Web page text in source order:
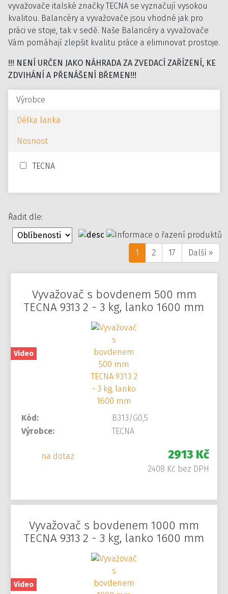
vyvažovače italské značky TECNA se vyznačují vysokou
kvalitou. Balancéry a vyvažovače jsou vhodné jak pro
práci ve stoje, tak v sedě. Naše Balancéry a vyvažovače
Vám pomáhají zlepšit kvalitu práce a eliminovat prostoje.
!!! NENÍ URČEN JAKO NÁHRADA ZA ZVEDACÍ ZAŘÍZENÍ, KE
ZDVIHÁNÍ A PŘENÁŠENÍ BŘEMEN!!!
Výrobce
Délka lanka
Nosnost
TECNA
Řadit dle:
1 2 17 Další »
Vyvažovač s bovdenem 500 mm
TECNA 9313 2 - 3 kg, lanko 1600 mm
Video
Kód:
B313/G0,5
Výrobce:
TECNA
na dotaz 2913 Kč
2408 Kč bez DPH
Vyvažovač s bovdenem 1000 mm
TECNA 9313 2 - 3 kg, lanko 1600 mm
Video